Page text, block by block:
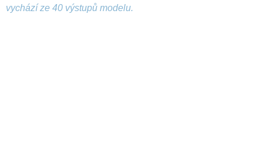
vychází ze 40 výstupů modelu.